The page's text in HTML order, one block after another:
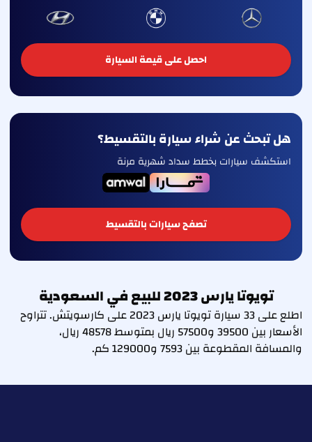
احصل على قيمة السيارة
هل تبحث عن شراء سيارة بالتقسيط؟
استكشف سيارات بخطط سداد شهرية مرنة
تصفح سيارات بالتقسيط
تويوتا يارس 2023 للبيع في السعودية
اطلع على 33 سيارة تويوتا يارس 2023 على كارسويتش. تتراوح
الأسعار بين 39500 و57500 ريال بمتوسط 48578 ريال،
والمسافة المقطوعة بين 7593 و129000 كم.